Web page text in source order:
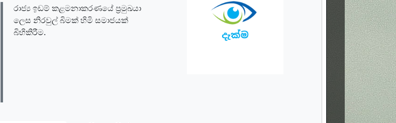
රාජ්‍ය ඉඩම් කළමනාකරණයේ ප්‍රමුඛයා
ලෙස නිරවුල් බිමක් හිමි සමාජයක්
බිහිකිරීම.